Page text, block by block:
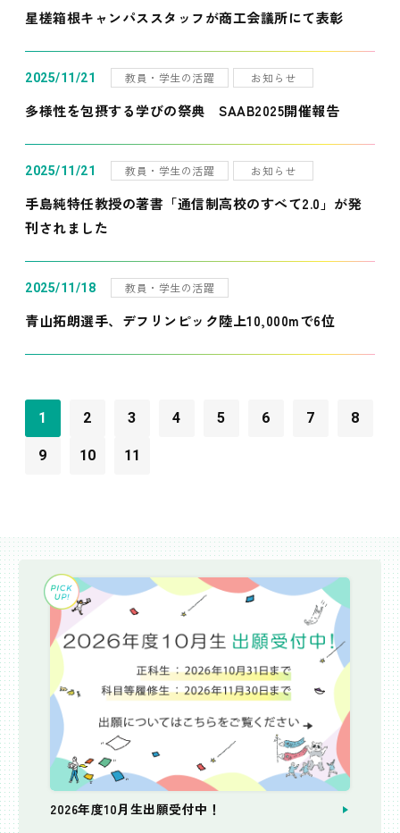
星槎箱根キャンパススタッフが商工会議所にて表彰
2025/11/21 教員・学生の活躍 お知らせ
多様性を包摂する学びの祭典 SAAB2025開催報告
2025/11/21 教員・学生の活躍 お知らせ
手島純特任教授の著書「通信制高校のすべて2.0」が発
刊されました
2025/11/18 教員・学生の活躍
青山拓朗選手、デフリンピック陸上10,000mで6位
1 2 3 4 5 6 7 8
9 10 11
2026年度10月生出願受付中！